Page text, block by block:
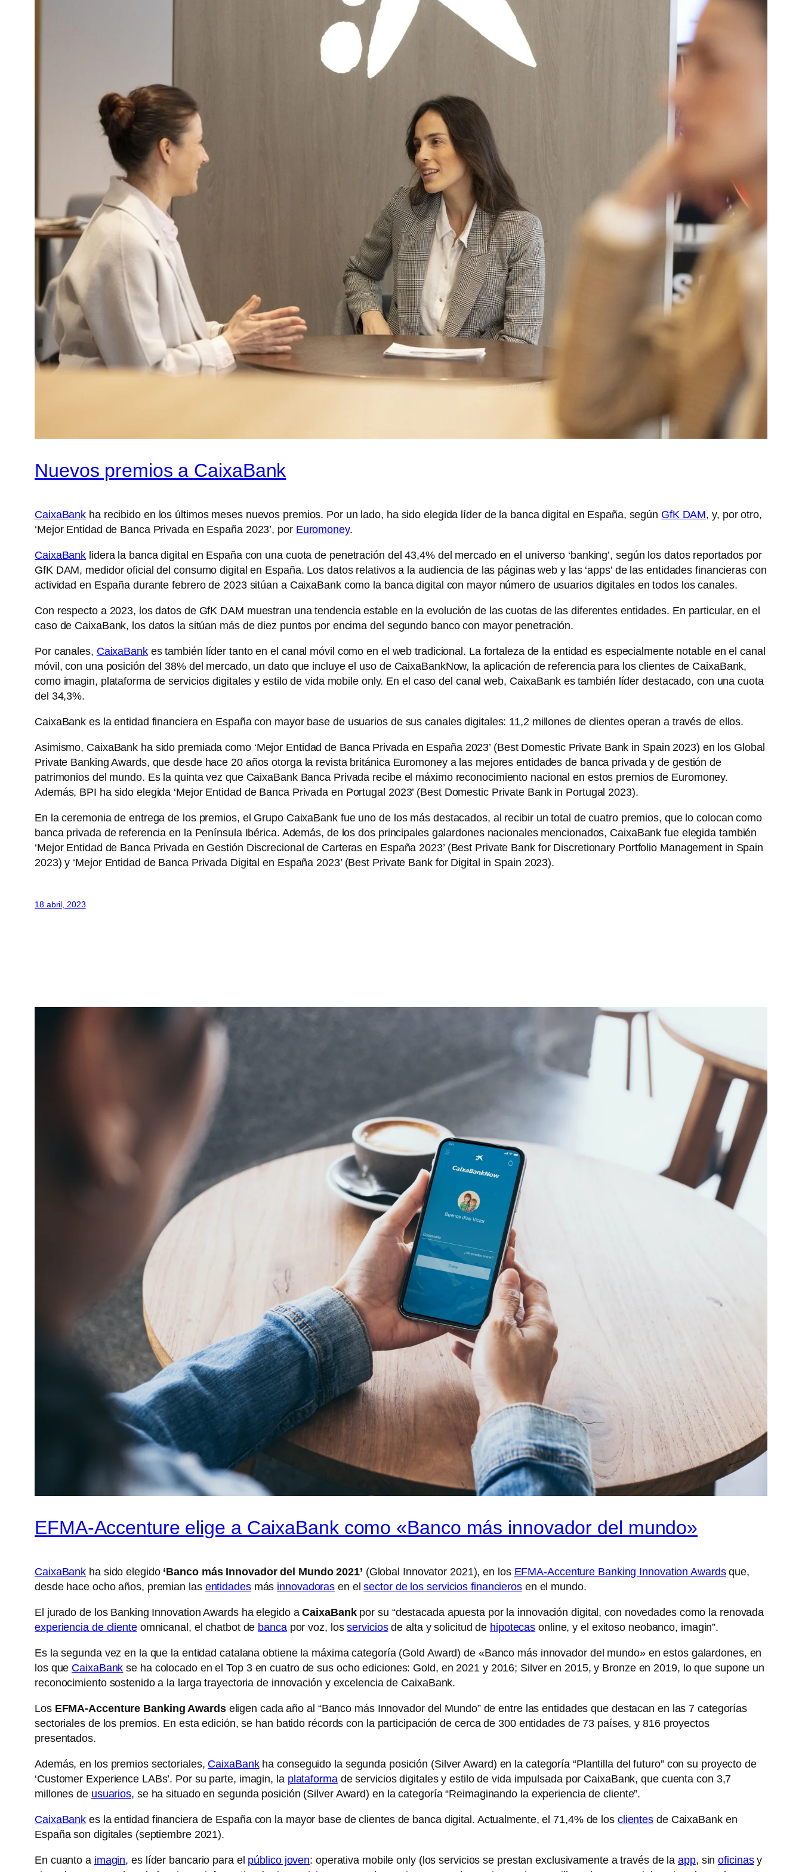
Nuevos premios a CaixaBank
CaixaBank ha recibido en los últimos meses nuevos premios. Por un lado, ha sido elegida líder de la banca digital en España, según GfK DAM, y, por otro,
‘Mejor Entidad de Banca Privada en España 2023’, por Euromoney.
CaixaBank lidera la banca digital en España con una cuota de penetración del 43,4% del mercado en el universo ‘banking’, según los datos reportados por
GfK DAM, medidor oficial del consumo digital en España. Los datos relativos a la audiencia de las páginas web y las ‘apps’ de las entidades financieras con
actividad en España durante febrero de 2023 sitúan a CaixaBank como la banca digital con mayor número de usuarios digitales en todos los canales.
Con respecto a 2023, los datos de GfK DAM muestran una tendencia estable en la evolución de las cuotas de las diferentes entidades. En particular, en el
caso de CaixaBank, los datos la sitúan más de diez puntos por encima del segundo banco con mayor penetración.
Por canales, CaixaBankes también líder tanto en el canal móvil como en el web tradicional. La fortaleza de la entidad es especialmente notable en el canal
móvil, con una posición del 38% del mercado, un dato que incluye el uso de CaixaBankNow, la aplicación de referencia para los clientes de CaixaBank,
como imagin, plataforma de servicios digitales y estilo de vida mobile only. En el caso del canal web, CaixaBank es también líder destacado, con una cuota
del 34,3%.
CaixaBank es la entidad financiera en España con mayor base de usuarios de sus canales digitales: 11,2 millones de clientes operan a través de ellos.
Asimismo, CaixaBank ha sido premiada como ‘Mejor Entidad de Banca Privada en España 2023’ (Best Domestic Private Bank in Spain 2023) en los Global
Private Banking Awards, que desde hace 20 años otorga la revista británica Euromoney a las mejores entidades de banca privada y de gestión de
patrimonios del mundo. Es la quinta vez que CaixaBank Banca Privada recibe el máximo reconocimiento nacional en estos premios de Euromoney.
Además, BPI ha sido elegida ‘Mejor Entidad de Banca Privada en Portugal 2023’ (Best Domestic Private Bank in Portugal 2023).
En la ceremonia de entrega de los premios, el Grupo CaixaBank fue uno de los más destacados, al recibir un total de cuatro premios, que lo colocan como
banca privada de referencia en la Península Ibérica. Además, de los dos principales galardones nacionales mencionados, CaixaBank fue elegida también
‘Mejor Entidad de Banca Privada en Gestión Discrecional de Carteras en España 2023’ (Best Private Bank for Discretionary Portfolio Management in Spain
2023) y ‘Mejor Entidad de Banca Privada Digital en España 2023’ (Best Private Bank for Digital in Spain 2023).
18 abril, 2023
EFMA-Accenture elige a CaixaBank como «Banco más innovador del mundo»
CaixaBank ha sido elegido ‘Banco más Innovador del Mundo 2021’ (Global Innovator 2021), en los EFMA-Accenture Banking Innovation Awardsque,
desde hace ocho años, premian las entidadesmás innovadoras en elsector de los servicios financierosen el mundo.
El jurado de los Banking Innovation Awards ha elegido aCaixaBankpor su “destacada apuesta por la innovación digital, con novedades como la renovada
experiencia de clienteomnicanal, el chatbot de bancapor voz, losserviciosde alta y solicitud de hipotecas online, y el exitoso neobanco, imagin”.
Es la segunda vez en la que la entidad catalana obtiene la máxima categoría (Gold Award) de «Banco más innovador del mundo» en estos galardones, en
los que CaixaBank se ha colocado en el Top 3 en cuatro de sus ocho ediciones: Gold, en 2021 y 2016; Silver en 2015, y Bronze en 2019, lo que supone un
reconocimiento sostenido a la larga trayectoria de innovación y excelencia de CaixaBank.
Los EFMA-Accenture Banking Awardseligen cada año al “Banco más Innovador del Mundo” de entre las entidades que destacan en las 7 categorías
sectoriales de los premios. En esta edición, se han batido récords con la participación de cerca de 300 entidades de 73 países, y 816 proyectos
presentados.
Además, en los premios sectoriales, CaixaBankha conseguido la segunda posición (Silver Award) en la categoría “Plantilla del futuro” con su proyecto de
‘Customer Experience LABs’. Por su parte, imagin, la plataformade servicios digitales y estilo de vida impulsada por CaixaBank, que cuenta con 3,7
millones de usuarios, se ha situado en segunda posición (Silver Award) en la categoría “Reimaginando la experiencia de cliente”.
CaixaBank es la entidad financiera de España con la mayor base de clientes de banca digital. Actualmente, el 71,4% de los clientes de CaixaBank en
España son digitales (septiembre 2021).
En cuanto a imagin, es líder bancario para el público joven: operativa mobile only (los servicios se prestan exclusivamente a través de laapp, sinoficinasy